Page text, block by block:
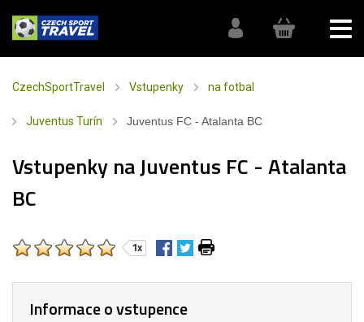
CzechSportTravel Vstupenky na fotbal
Juventus Turín Juventus FC - Atalanta BC
Vstupenky na Juventus FC - Atalanta
BC
1x
Informace o vstupence